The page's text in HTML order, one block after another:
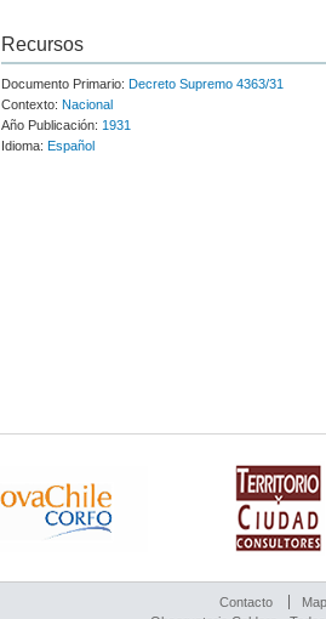
Recursos
Documento Primario: Decreto Supremo 4363/31
Contexto: Nacional
Año Publicación: 1931
Idioma: Español
Contacto